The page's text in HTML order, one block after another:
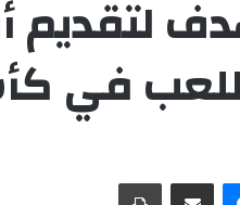
لتقديم
في